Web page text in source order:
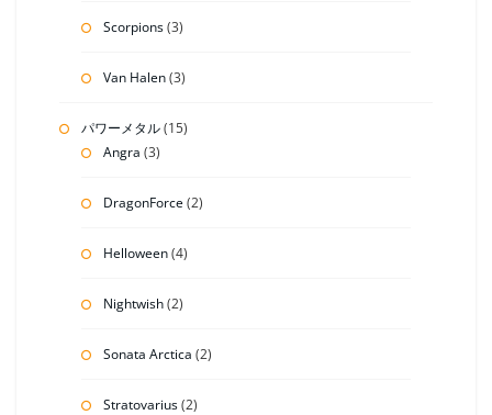
Scorpions(3)
Van Halen(3)
パワーメタル(15)
Angra (3)
DragonForce(2)
Helloween(4)
Nightwish(2)
Sonata Arctica (2)
Stratovarius(2)